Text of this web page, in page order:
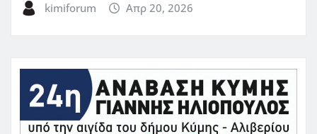
kimiforum Απρ 20, 2026